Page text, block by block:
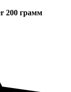
200 грамм